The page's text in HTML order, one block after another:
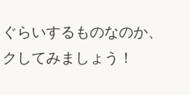
らいするものなのか、
してみましょう！